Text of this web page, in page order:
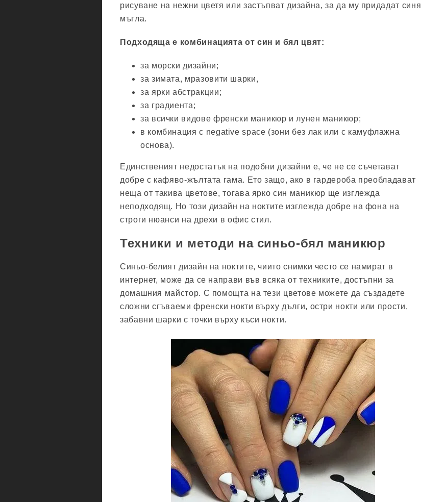
рисуване на нежни цветя или застъпват дизайна, за да му придадат синя
мъгла.
Подходяща е комбинацията от син и бял цвят:
за морски дизайни;
за зимата, мразовити шарки,
за ярки абстракции;
за градиента;
за всички видове френски маникюр и лунен маникюр;
в комбинация с negative space (зони без лак или с камуфлажна
основа).
Единственият недостатък на подобни дизайни е, че не се съчетават
добре с кафяво-жълтата гама. Ето защо, ако в гардероба преобладават
неща от такива цветове, тогава ярко син маникюр ще изглежда
неподходящ. Но този дизайн на ноктите изглежда добре на фона на
строги нюанси на дрехи в офис стил.
Техники и методи на синьо-бял маникюр
Синьо-белият дизайн на ноктите, чиито снимки често се намират в
интернет, може да се направи във всяка от техниките, достъпни за
домашния майстор. С помощта на тези цветове можете да създадете
сложни сгъваеми френски нокти върху дълги, остри нокти или прости,
забавни шарки с точки върху къси нокти.